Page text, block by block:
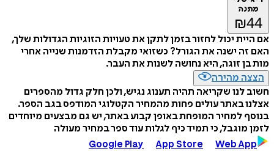
מתנה
₪44
אם היית יכול לחזור בזמן לתקן את טעויות הזוגיות הגדולות שלך,
האם זה ישנה את הגורל? כשזואי מקבלת הזדמנות שנייה אחרי
מות בן זוגה, היא נחושה לשנות את העבר.
הצצה מהירה
חשוב לנו שקריאה תהיה תענוג נגיש, ולכן חלק גדול מהספרים
אצלנו באתר עולים פחות מהמחיר הקטלוגי המודפס בגב הספר.
בנוסף למחיר המופחת באופן קבוע באתר, יש גם מבצעים מיוחדים
לזמן מוגבל, כי תמיד כיף לגלות עוד ספר במחיר מעולה
Google Play
App Store Web App